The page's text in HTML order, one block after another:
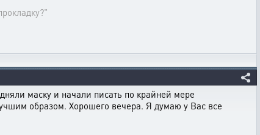
маску и начали писать по крайней мере
образом. Хорошего вечера. Я думаю у Вас все